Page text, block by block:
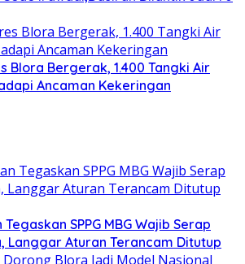
Blora Bergerak, 1.400 Tangki Air
Ancaman Kekeringan
SPPG MBG Wajib Serap
Langgar Aturan Terancam Ditutup